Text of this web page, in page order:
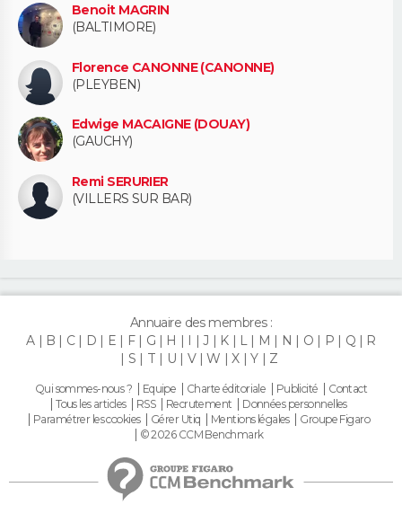
Benoit MAGRIN
(BALTIMORE)
Florence CANONNE (CANONNE)
(PLEYBEN)
Edwige MACAIGNE (DOUAY)
(GAUCHY)
Remi SERURIER
(VILLERS SUR BAR)
Annuaire des membres :
A
B C D E F G H I J K L M N O P Q
R
S
T U V W X Y Z
Qui sommes-nous ? Equipe Charte éditoriale Publicité
Contact
Tous les articles
RSS Recrutement
Données personnelles
Paramétrer les cookies
Gérer Utiq Mentions légales
Groupe Figaro
© 2026 CCM Benchmark